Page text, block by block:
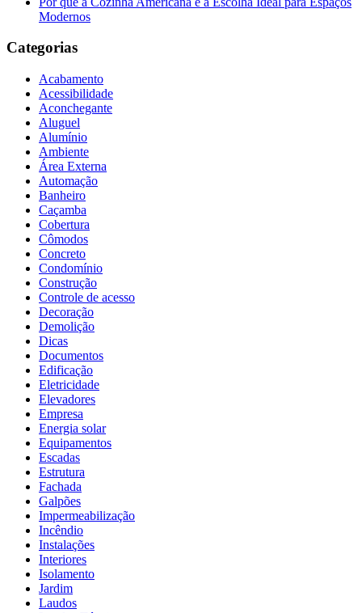
Modernos
Categorias
Acabamento
Acessibilidade
Aconchegante
Aluguel
Alumínio
Ambiente
Área Externa
Automação
Banheiro
Caçamba
Cobertura
Cômodos
Concreto
Condomínio
Construção
Controle de acesso
Decoração
Demolição
Dicas
Documentos
Edificação
Eletricidade
Elevadores
Empresa
Energia solar
Equipamentos
Escadas
Estrutura
Fachada
Galpões
Impermeabilização
Incêndio
Instalações
Interiores
Isolamento
Jardim
Laudos